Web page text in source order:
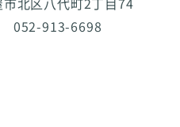
052-913-6698